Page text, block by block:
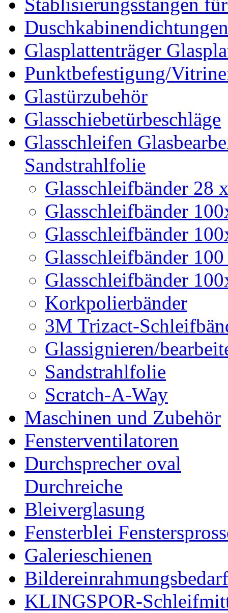
Stablisierungsstangen
Duschkabinendichtungen
Glasplattenträger
Punktbefestigung/
Glastürzubehör
Glasschiebetürbeschläge
Glasschleifen
Sandstrahlfolie
Glasschleifbänder 28
Glasschleifbänder
Glasschleifbänder
Glasschleifbänder
Glasschleifbänder
Korkpolierbänder
3M Trizact-
Glassignieren/
Sandstrahlfolie
Scratch-A-Way
Maschinen und Zubehör
Fensterventilatoren
Durchsprecher oval
Durchreiche
Bleiverglasung
Fensterblei
Galerieschienen
Bildereinrahmungsbedarf
KLINGSPOR-